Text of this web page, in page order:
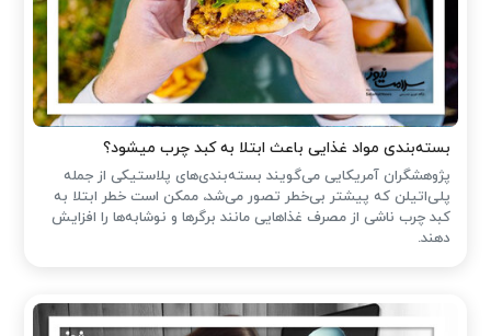
بسته‌بندی مواد غذایی باعث ابتلا به کبد چرب میشود؟
پژوهشگران آمریکایی می‌گویند بسته‌بندی‌های پلاستیکی از جمله
پلی‌اتیلن که پیشتر بی‌خطر تصور می‌شد، ممکن است خطر ابتلا به
کبد چرب ناشی از مصرف غذاهایی مانند برگرها و نوشابه‌ها را افزایش
دهند.